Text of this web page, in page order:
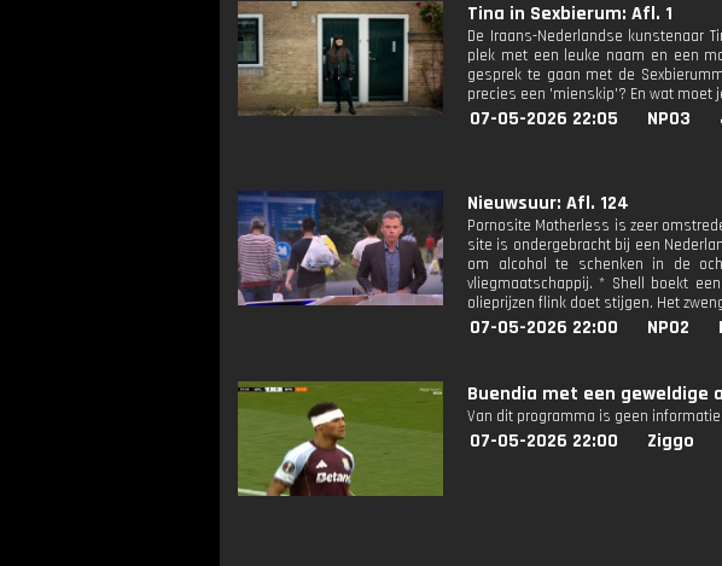
Tina in Sexbierum: Afl. 1
De Iraans-Nederlandse kunstenaar
plek met een leuke naam en een
gesprek te gaan met de
precies een 'mienskip'? En wat moet
07-05-2026 22:05 NPO3
Nieuwsuur: Afl. 124
Pornosite Motherless is zeer
site is ondergebracht bij een
om alcohol te schenken in de
vliegmaatschappij. * Shell boekt
olieprijzen flink doet stijgen. Het
07-05-2026 22:00 NPO2
Buendia met een geweldige
Van dit programma is geen
07-05-2026 22:00 Ziggo